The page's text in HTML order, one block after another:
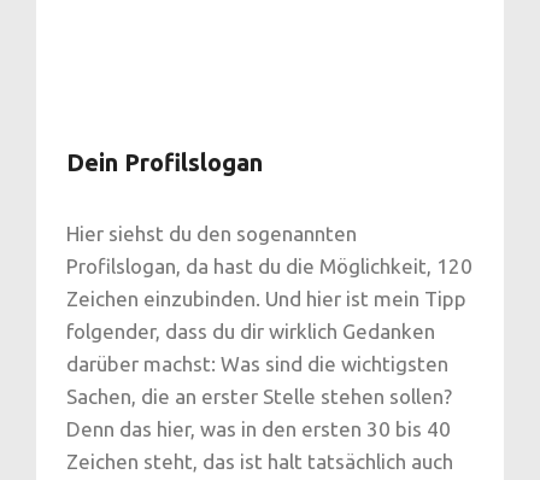
Dein Profilslogan
Hier siehst du den sogenannten
Profilslogan, da hast du die Möglichkeit, 120
Zeichen einzubinden. Und hier ist mein Tipp
folgender, dass du dir wirklich Gedanken
darüber machst: Was sind die wichtigsten
Sachen, die an erster Stelle stehen sollen?
Denn das hier, was in den ersten 30 bis 40
Zeichen steht, das ist halt tatsächlich auch